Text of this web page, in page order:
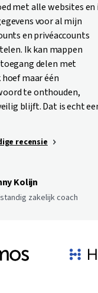
dat LastPass zo
werkt. Het
met alle websites en ik
voor al mijn
en privéaccounts
Ik kan mappen
delen met
maar één
te onthouden,